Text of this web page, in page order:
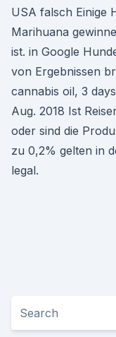
USA falsch Einige
Marihuana
ist. in Google
von Ergebnissen
cannabis oil, 3
Aug. 2018 Ist
oder sind die
zu 0,2% gelten in
legal.